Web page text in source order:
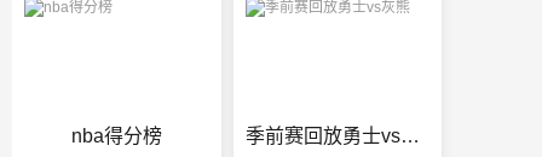
nba得分榜 季前赛回放勇士vs灰熊